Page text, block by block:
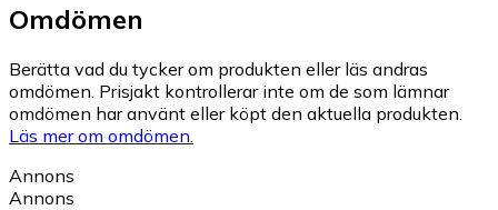
Omdömen
Berätta vad du tycker om produkten eller läs andras
omdömen. Prisjakt kontrollerar inte om de som lämnar
omdömen har använt eller köpt den aktuella produkten.
Läs mer om omdömen.
Annons
Annons